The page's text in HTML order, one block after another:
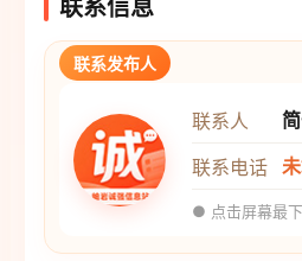
联系信息
联系发布人
联系人
联系电话
● 点击屏幕最